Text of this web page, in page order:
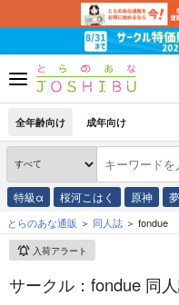
全年齢向け 成年向け
特級α 桜河こはく 原神
とらのあな通販 同人誌 fondue
入荷アラート
サークル：fondue 同